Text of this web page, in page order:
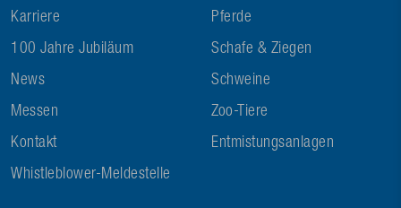
Karriere
100 Jahre Jubiläum
News
Messen
Kontakt
Whistleblower-Meldestelle
Pferde
Schafe & Ziegen
Schweine
Zoo-Tiere
Entmistungsanlagen